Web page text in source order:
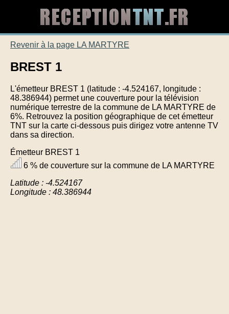
Revenir à la page LA MARTYRE
BREST 1
L'émetteur BREST 1 (latitude : -4.524167, longitude :
48.386944) permet une couverture pour la télévision
numérique terrestre de la commune de LA MARTYRE de
6%. Retrouvez la position géographique de cet émetteur
TNT sur la carte ci-dessous puis dirigez votre antenne TV
dans sa direction.
Émetteur BREST 1
6 % de couverture sur la commune de LA MARTYRE
Latitude : -4.524167
Longitude : 48.386944